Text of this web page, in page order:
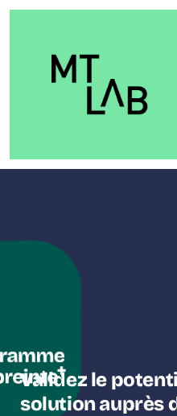
Validez le
solution auprès